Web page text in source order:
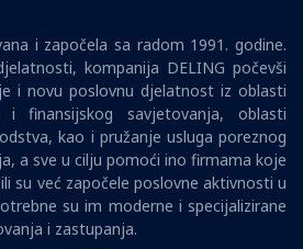
i započela sa radom 1991. godine.
kompanija DELING počevši
i novu poslovnu djelatnost iz oblasti
i finansijskog savjetovanja, oblasti
kao i pružanje usluga poreznog
a sve u cilju pomoći ino firmama koje
su već započele poslovne aktivnosti u
su im moderne i specijalizirane
i zastupanja.